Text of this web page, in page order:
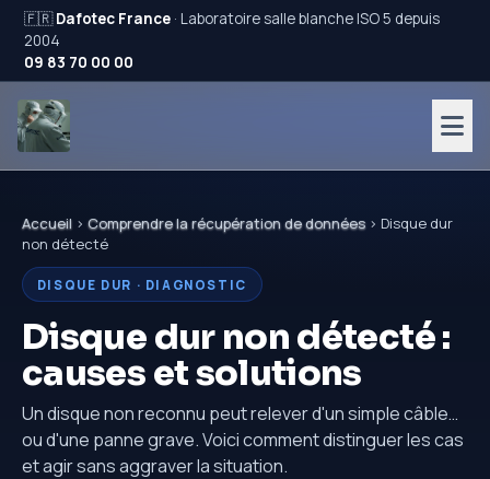
🇫🇷Dafotec France · Laboratoire salle blanche ISO 5 depuis
2004
09 83 70 00 00
Accueil › Comprendre la récupération de données› Disque dur
non détecté
DISQUE DUR · DIAGNOSTIC
Disque dur non détecté :
causes et solutions
Un disque non reconnu peut relever d'un simple câble…
ou d'une panne grave. Voici comment distinguer les cas
et agir sans aggraver la situation.